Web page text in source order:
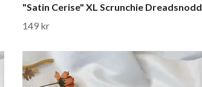
"Satin Cerise" XL Scrunchie Dreadsnodd
149 kr